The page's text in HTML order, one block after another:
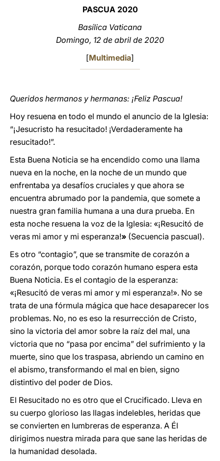
PASCUA 2020
Basílica Vaticana
Domingo, 12 de abril de 2020
[Multimedia]
Queridos hermanos y hermanas: ¡Feliz Pascua!
Hoy resuena en todo el mundo el anuncio de la Iglesia:
“¡Jesucristo ha resucitado! ¡Verdaderamente ha
resucitado!”.
Esta Buena Noticia se ha encendido como una llama
nueva en la noche, en la noche de un mundo que
enfrentaba ya desafíos cruciales y que ahora se
encuentra abrumado por la pandemia, que somete a
nuestra gran familia humana a una dura prueba. En
esta noche resuena la voz de la Iglesia: «¡Resucitó de
veras mi amor y mi esperanza!» (Secuencia pascual).
Es otro “contagio”, que se transmite de corazón a
corazón, porque todo corazón humano espera esta
Buena Noticia. Es el contagio de la esperanza:
«¡Resucitó de veras mi amor y mi esperanza!». No se
trata de una fórmula mágica que hace desaparecer los
problemas. No, no es eso la resurrección de Cristo,
sino la victoria del amor sobre la raíz del mal, una
victoria que no “pasa por encima” del sufrimiento y la
muerte, sino que los traspasa, abriendo un camino en
el abismo, transformando el mal en bien, signo
distintivo del poder de Dios.
El Resucitado no es otro que el Crucificado. Lleva en
su cuerpo glorioso las llagas indelebles, heridas que
se convierten en lumbreras de esperanza. A Él
dirigimos nuestra mirada para que sane las heridas de
la humanidad desolada.